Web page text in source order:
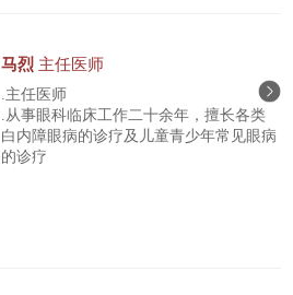
马烈 主任医师
.主任医师
.从事眼科临床工作二十余年，擅长各类
白内障眼病的诊疗及儿童青少年常见眼病
的诊疗